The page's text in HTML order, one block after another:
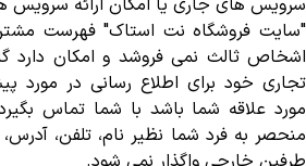
سرویس های جاری یا امکان ارائه سرویس
"سایت فروشگاه نت استاک" فهرست
اشخاص ثالث نمی فروشد و امکان دارد
تجاری خود برای اطلاع رسانی در مورد
مورد علاقه شما باشد با شما تماس
منحصر به فرد شما نظیر نام، تلفن، آدرس،